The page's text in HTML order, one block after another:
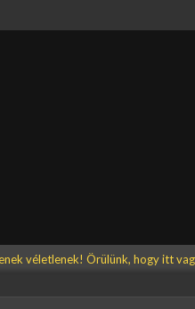
Önt.
véletlenek! Örülünk, hogy itt